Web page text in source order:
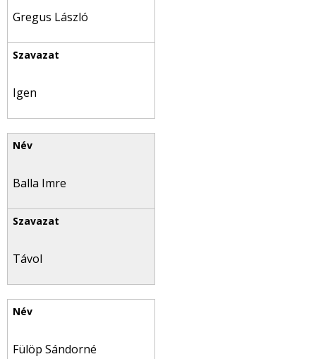
Gregus László
Igen
Balla Imre
Távol
Fülöp Sándorné